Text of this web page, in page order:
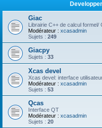
Giac
Librairie C++ de calcul
Modérateur : xcasadmin
Sujets : 249
Giacpy
Sujets : 33
Xcas devel
Xcas devel: interface
Modérateur : xcasadmin
Sujets : 53
Qcas
Interface QT
Modérateur : xcasadmin
Sujets : 20